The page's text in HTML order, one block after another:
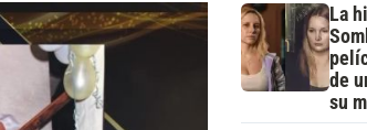
La
de
su